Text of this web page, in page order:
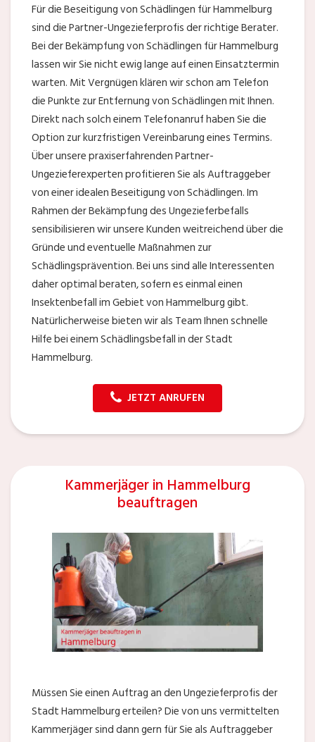
Für die Beseitigung von Schädlingen für Hammelburg
sind die Partner-Ungezieferprofis der richtige Berater.
Bei der Bekämpfung von Schädlingen für Hammelburg
lassen wir Sie nicht ewig lange auf einen Einsatztermin
warten. Mit Vergnügen klären wir schon am Telefon
die Punkte zur Entfernung von Schädlingen mit Ihnen.
Direkt nach solch einem Telefonanruf haben Sie die
Option zur kurzfristigen Vereinbarung eines Termins.
Über unsere praxiserfahrenden Partner-
Ungezieferexperten profitieren Sie als Auftraggeber
von einer idealen Beseitigung von Schädlingen. Im
Rahmen der Bekämpfung des Ungezieferbefalls
sensibilisieren wir unsere Kunden weitreichend über die
Gründe und eventuelle Maßnahmen zur
Schädlingsprävention. Bei uns sind alle Interessenten
daher optimal beraten, sofern es einmal einen
Insektenbefall im Gebiet von Hammelburg gibt.
Natürlicherweise bieten wir als Team Ihnen schnelle
Hilfe bei einem Schädlingsbefall in der Stadt
Hammelburg.
JETZT ANRUFEN
Kammerjäger in Hammelburg
beauftragen
Müssen Sie einen Auftrag an den Ungezieferprofis der
Stadt Hammelburg erteilen? Die von uns vermittelten
Kammerjäger sind dann gern für Sie als Auftraggeber